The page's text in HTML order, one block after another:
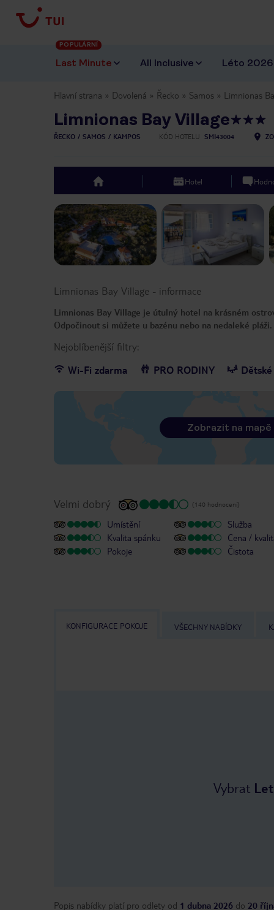
Last Minute
POPULÁRNÍ
All Inclusive Léto 2026
Hlavní strana Dovolená Řecko Samos Limnionas
Limnionas Bay Village
ŘECKO SAMOS KAMPOS KÓD HOTELU SMI43004
top Hotel
Previous slide
Limnionas Bay Village - informace
Limnionas Bay Village je útulný hotel na krásném
Odpočinout si můžete u bazénu nebo na nedaleké
Nejoblíbenější filtry:
Wi-Fi zdarma
PRO RODINY
Zobrazit na mapě
Velmi dobrý (140 hodnocení)
Umístění
Kvalita spánku
Pokoje
Služba
Cena /
Čistota
KONFIGURACE POKOJE VŠECHNY NABÍDKY
Vybrat
Popis nabídky platí pro odlety od 1 dubna 2026 do 20